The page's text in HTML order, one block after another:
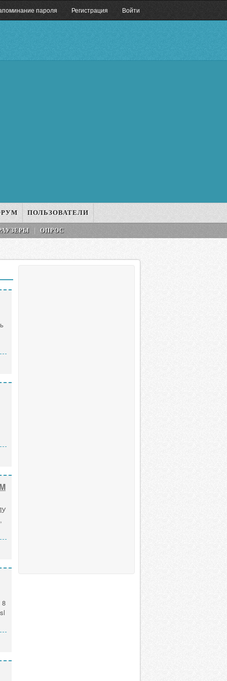
пароля Регистрация Войти
ПОЛЬЗОВАТЕЛИ
ОПРОС
8